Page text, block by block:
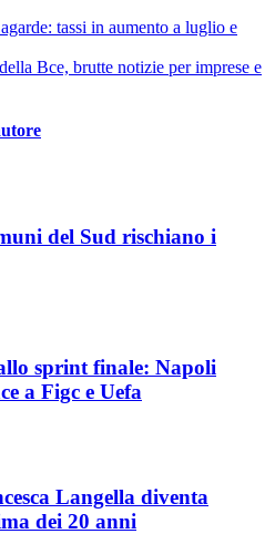
tassi in aumento a luglio e
della Bce, brutte notizie per imprese e
del Sud rischiano i
sprint finale: Napoli
a Figc e Uefa
Langella diventa
dei 20 anni